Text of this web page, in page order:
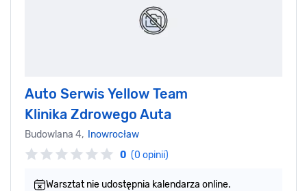
Auto Serwis Yellow Team
Klinika Zdrowego Auta
Budowlana 4, Inowrocław
0 (0 opinii)
Warsztat nie udostępnia kalendarza online.